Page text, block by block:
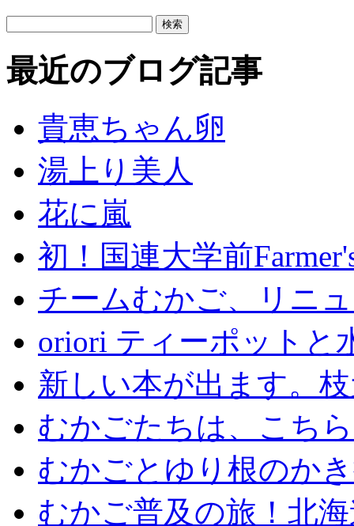
最近のブログ記事
貴恵ちゃん卵
湯上り美人
花に嵐
初！国連大学前
チームむかご、リニ
oriori ティーポットと
新しい本が出ます。
むかごたちは、こち
むかごとゆり根のか
むかご普及の旅！北